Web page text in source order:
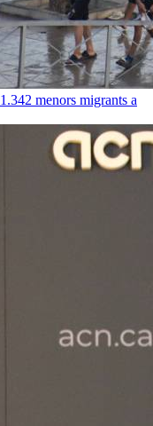
menors migrants a